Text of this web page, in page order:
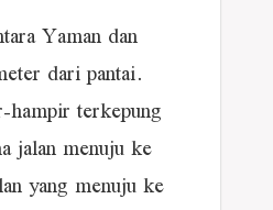
Yaman dan
dari pantai.
terkepung
jalan menuju ke
yang menuju ke